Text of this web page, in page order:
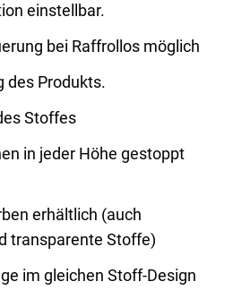
einstellbar.
bei Raffrollos möglich
des Produkts.
Stoffes
in jeder Höhe gestoppt
erhältlich (auch
transparente Stoffe)
im gleichen Stoff-Design